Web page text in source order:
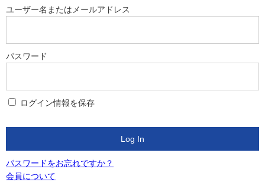
ユーザー名またはメールアドレス
パスワード
ログイン情報を保存
パスワードをお忘れですか？
会員について